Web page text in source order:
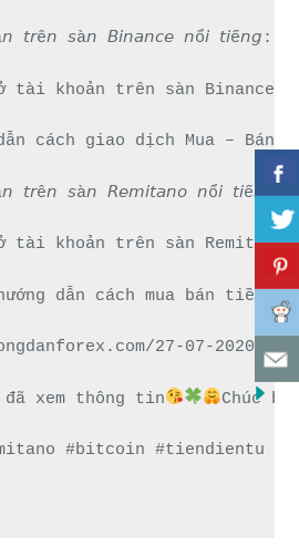
𝘵𝘳ê𝘯 𝘴à𝘯 𝘉𝘪𝘯𝘢𝘯𝘤𝘦 𝘯ổ𝘪
tài khoản trên sàn Binance
dẫn cách giao dịch Mua –
𝘵𝘳ê𝘯 𝘴à𝘯 𝘙𝘦𝘮𝘪𝘵𝘢𝘯𝘰 𝘯ổ𝘪
tài khoản trên sàn
dẫn cách mua bán tiền
27-07-2020-
đã xem thông tin Chúc
#bitcoin #tiendientu